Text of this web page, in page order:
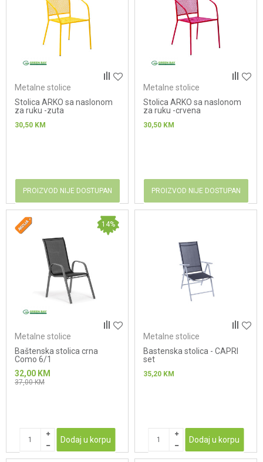
Metalne stolice
Stolica ARKO sa naslonom
za ruku -zuta
30,50 KM
PROIZVOD NIJE DOSTUPAN
Metalne stolice
Stolica ARKO sa naslonom
za ruku -crvena
30,50 KM
PROIZVOD NIJE DOSTUPAN
14%
Metalne stolice
Baštenska stolica crna
Como 6/1
32,00 KM
37,00KM
Dodaj u korpu
Metalne stolice
Bastenska stolica - CAPRI
set
35,20 KM
Dodaj u korpu